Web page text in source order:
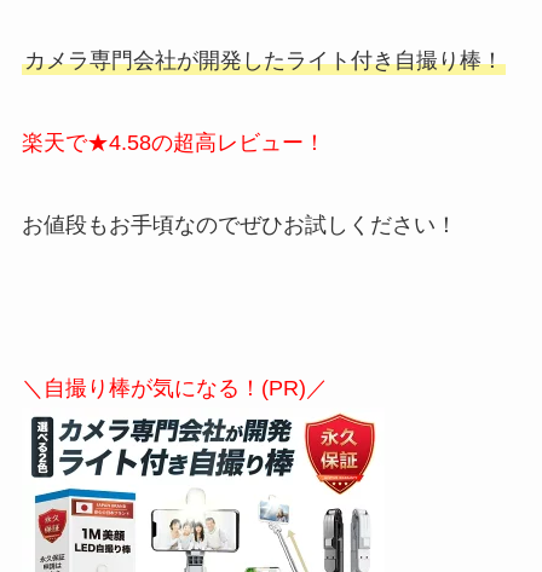
カメラ専門会社が開発したライト付き自撮り棒！
楽天で★4.58の超高レビュー！
お値段もお手頃なのでぜひお試しください！
＼自撮り棒が気になる！(PR)／